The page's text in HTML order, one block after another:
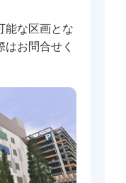
能な区画とな
お問合せく